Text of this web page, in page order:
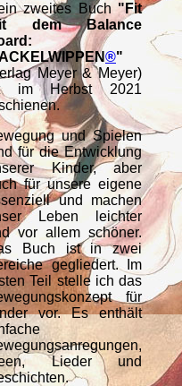
zweites Buch "Fit
dem Balance
®"
Meyer & Meyer)
im Herbst 2021
und Spielen
für die Entwicklung
Kinder, aber
für unsere eigene
und machen
Leben leichter
vor allem schöner.
Buch ist in zwei
gegliedert. Im
Teil stelle ich das
für
vor. Es enthält
Lieder und
Dir